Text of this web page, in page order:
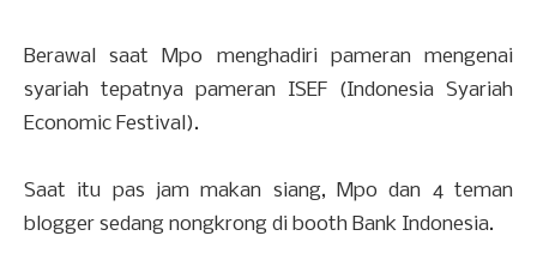
Berawal saat Mpo menghadiri pameran mengenai
syariah tepatnya pameran ISEF (Indonesia Syariah
Economic Festival).
Saat itu pas jam makan siang, Mpo dan 4 teman
blogger sedang nongkrong di booth Bank Indonesia.